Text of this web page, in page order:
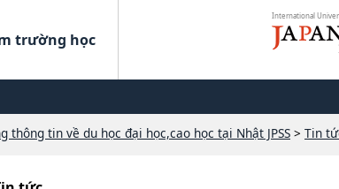
International
trường học
thông tin về du học đại học,cao học tại Nhật JPSS > Tin